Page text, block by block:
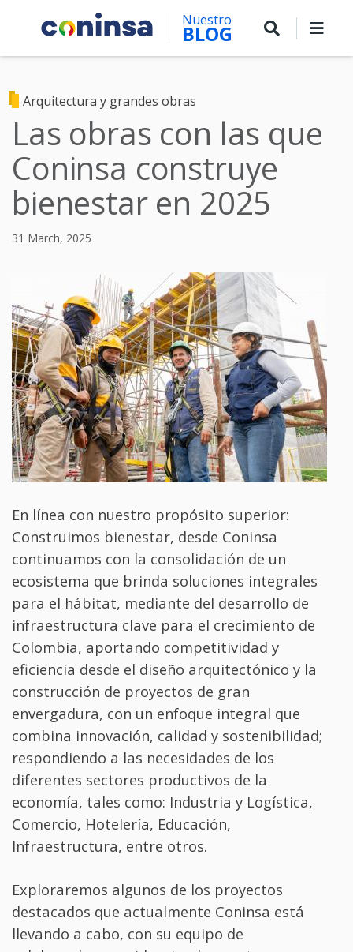
Nuestro
BLOG
Arquitectura y grandes obras
Las obras con las que
Coninsa construye
bienestar en 2025
31 March, 2025
En línea con nuestro propósito superior:
Construimos bienestar, desde Coninsa
continuamos con la consolidación de un
ecosistema que brinda soluciones integrales
para el hábitat, mediante del desarrollo de
infraestructura clave para el crecimiento de
Colombia, aportando competitividad y
eficiencia desde el diseño arquitectónico y la
construcción de proyectos de gran
envergadura, con un enfoque integral que
combina innovación, calidad y sostenibilidad;
respondiendo a las necesidades de los
diferentes sectores productivos de la
economía, tales como: Industria y Logística,
Comercio, Hotelería, Educación,
Infraestructura, entre otros.
Exploraremos algunos de los proyectos
destacados que actualmente Coninsa está
llevando a cabo, con su equipo de